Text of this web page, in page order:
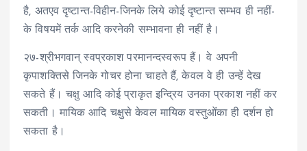
है, अतएव दृष्टान्त-विहीन-जिनके लिये कोई दृष्टान्त सम्भव ही नहीं-
के विषयमें तर्क आदि करनेकी सम्भावना ही नहीं है।
२७-श्रीभगवान् स्वप्रकाश परमानन्दस्वरूप हैं। वे अपनी
कृपाशक्तिसे जिनके गोचर होना चाहते हैं, केवल वे ही उन्हें देख
सकते हैं। चक्षु आदि कोई प्राकृत इन्द्रिय उनका प्रकाश नहीं कर
सकती। मायिक आदि चक्षुसे केवल मायिक वस्तुओंका ही दर्शन हो
सकता है।